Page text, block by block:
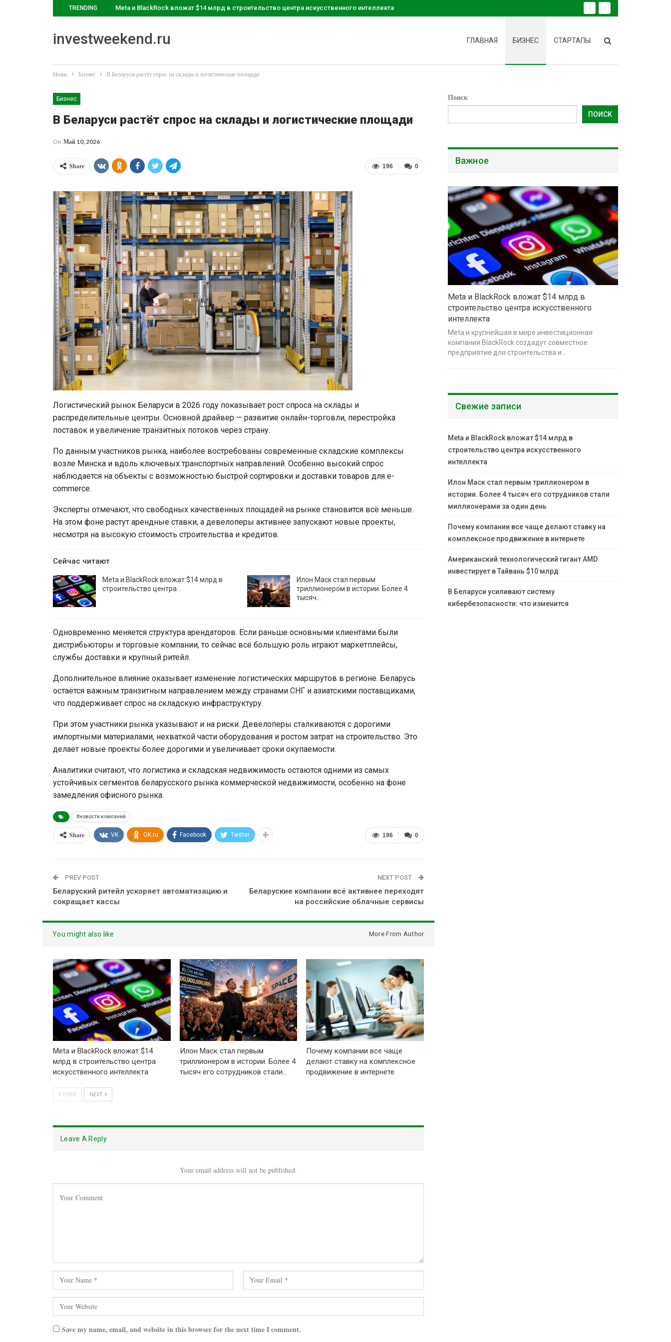
TRENDING Meta и BlackRock вложат $14 млрд в строительство центра искусственного интеллекта
investweekend.ru ГЛАВНАЯ БИЗНЕС СТАРТАПЫ
Home Бизнес В Беларуси растёт спрос на склады и логистические площади
Бизнес
В Беларуси растёт спрос на склады и логистические площади
On Май 10, 2026
0
196
Share
Логистический рынок Беларуси в 2026 году показывает рост спроса на склады и
распределительные центры. Основной драйвер — развитие онлайн-торговли, перестройка
поставок и увеличение транзитных потоков через страну.
По данным участников рынка, наиболее востребованы современные складские комплексы
возле Минска и вдоль ключевых транспортных направлений. Особенно высокий спрос
наблюдается на объекты с возможностью быстрой сортировки и доставки товаров для e-
commerce.
Эксперты отмечают, что свободных качественных площадей на рынке становится всё меньше.
На этом фоне растут арендные ставки, а девелоперы активнее запускают новые проекты,
несмотря на высокую стоимость строительства и кредитов.
Сейчас читают
Meta и BlackRock вложат $14 млрд в
строительство центра…
Илон Маск стал первым
триллионером в истории. Более 4
тысяч…
Одновременно меняется структура арендаторов. Если раньше основными клиентами были
дистрибьюторы и торговые компании, то сейчас всё большую роль играют маркетплейсы,
службы доставки и крупный ритейл.
Дополнительное влияние оказывает изменение логистических маршрутов в регионе. Беларусь
остаётся важным транзитным направлением между странами СНГ и азиатскими поставщиками,
что поддерживает спрос на складскую инфраструктуру.
При этом участники рынка указывают и на риски. Девелоперы сталкиваются с дорогими
импортными материалами, нехваткой части оборудования и ростом затрат на строительство. Это
делает новые проекты более дорогими и увеличивает сроки окупаемости.
Аналитики считают, что логистика и складская недвижимость остаются одними из самых
устойчивых сегментов беларусского рынка коммерческой недвижимости, особенно на фоне
замедления офисного рынка.
#новости компаний
0
196
Share VK OK.ru Facebook Twitter
PREV POST
Беларуский ритейл ускоряет автоматизацию и
сокращает кассы
NEXT POST
Беларуские компании всё активнее переходят
на российские облачные сервисы
You might also like More From Author
Meta и BlackRock вложат $14
млрд в строительство центра
искусственного интеллекта
Илон Маск стал первым
триллионером в истории. Более 4
тысяч его сотрудников стали…
Почему компании все чаще
делают ставку на комплексное
продвижение в интернете
PREV NEXT
Leave A Reply
Your email address will not be published.
Save my name, email, and website in this browser for the next time I comment.
Поиск
ПОИСК
Важное
Meta и BlackRock вложат $14 млрд в
строительство центра искусственного
интеллекта
Meta и крупнейшая в мире инвестиционная
компания BlackRock создадут совместное
предприятие для строительства и…
Свежие записи
Meta и BlackRock вложат $14 млрд в
строительство центра искусственного
интеллекта
Илон Маск стал первым триллионером в
истории. Более 4 тысяч его сотрудников стали
миллионерами за один день
Почему компании все чаще делают ставку на
комплексное продвижение в интернете
Американский технологический гигант AMD
инвестирует в Тайвань $10 млрд
В Беларуси усиливают систему
кибербезопасности: что изменится